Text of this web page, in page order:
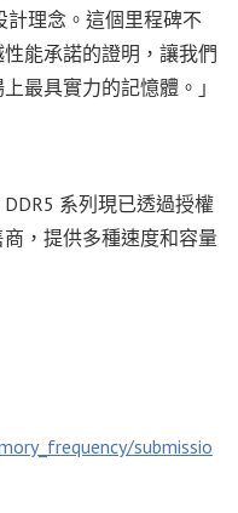
計理念。這個里程碑不
能承諾的證明，讓我們
最具實力的記憶體。」
系列現已透過授權
，提供多種速度和容量
submissio